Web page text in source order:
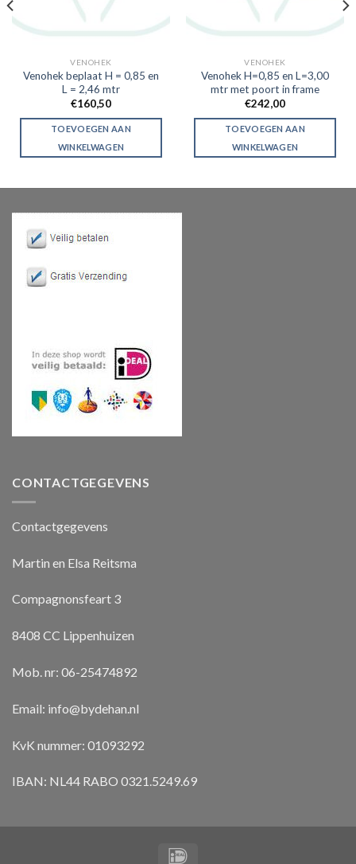
VENOHEK
Venohek beplaat H = 0,85 en
L = 2,46 mtr
€160,50
TOEVOEGEN AAN
WINKELWAGEN
VENOHEK
Venohek H=0,85 en L=3,00
mtr met poort in frame
€242,00
TOEVOEGEN AAN
WINKELWAGEN
CONTACTGEGEVENS
Contactgegevens
Martin en Elsa Reitsma
Compagnonsfeart 3
8408 CC Lippenhuizen
Mob. nr: 06-25474892
Email: info@bydehan.nl
KvK nummer: 01093292
IBAN: NL44 RABO 0321.5249.69